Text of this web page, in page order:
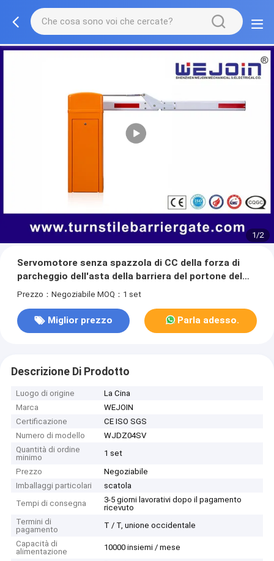
1/2
Servomotore senza spazzola di CC della forza di
parcheggio dell'asta della barriera del portone del
controllo di accesso resistente di traffico
Prezzo：Negoziabile MOQ：1 set
Miglior prezzo Parla adesso.
Descrizione Di Prodotto
Luogo di origine
La Cina
Marca
WEJOIN
Certificazione
CE ISO SGS
Numero di modello
WJDZ04SV
Quantità di ordine
minimo
1 set
Prezzo
Negoziabile
Imballaggi particolari
scatola
Tempi di consegna
3-5 giorni lavorativi dopo il pagamento
ricevuto
Termini di
pagamento
T / T, unione occidentale
Capacità di
alimentazione
10000 insiemi / mese